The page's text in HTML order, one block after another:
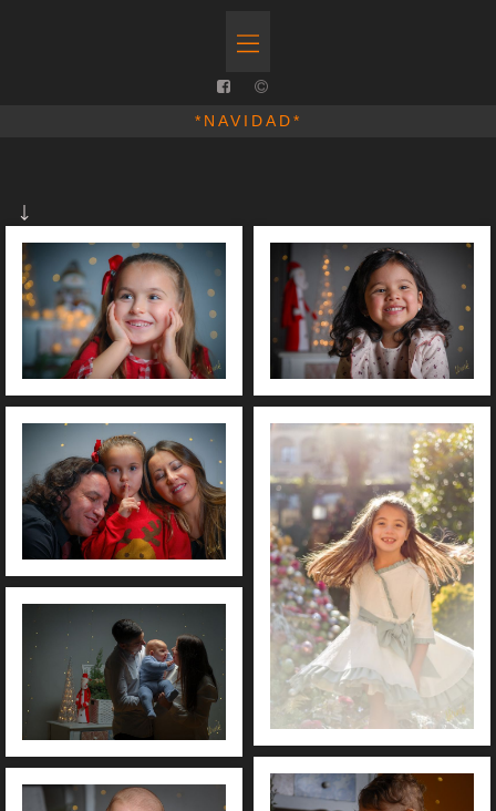
*NAVIDAD*